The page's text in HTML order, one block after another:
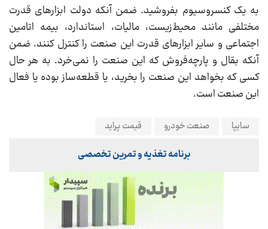
به یک کنسروسیوم بفروشید. ضمن آنکه دولت ابزارهای قدرت
مختلفی مانند محیط‌زیست، مالیات، استاندارد، بیمه اتامین
اجتماعی و سایر ابزارهای قدرت این صنعت را کنترل کنند. ضمن
آنکه بقال و پارچه‌فروش که این صنعت را نمی‌خرد. به هر حال
کسی که بخواهد این صنعت را بخرید، یا قطعه‌ساز بوده یا فعال
این صنعت است.
سایپا صنعت خودرو قیمت پراید
برنامه تغذیه و تمرین تخصصی